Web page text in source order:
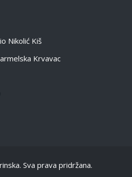
Nikolić Kiš
Krvavac
Sva prava pridržana.